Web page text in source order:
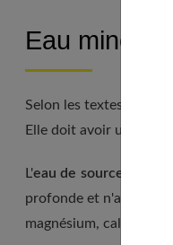
Eau
Selon les textes, une
Elle doit avoir une
L'eau de source
profonde et n'a aucune
magnésium, calcium,